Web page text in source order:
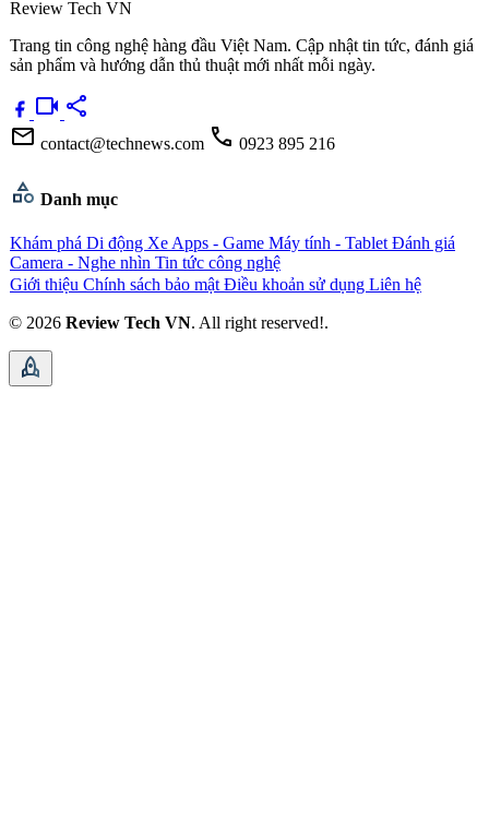
Review Tech VN
Trang tin công nghệ hàng đầu Việt Nam. Cập nhật tin tức, đánh giá
sản phẩm và hướng dẫn thủ thuật mới nhất mỗi ngày.
videocam share
mail contact@technews.com call 0923 895 216
category Danh mục
Khám phá Di động Xe Apps - Game Máy tính - Tablet Đánh giá
Camera - Nghe nhìn Tin tức công nghệ
Giới thiệu Chính sách bảo mật Điều khoản sử dụng Liên hệ
© 2026 Review Tech VN. All right reserved!.
rocket